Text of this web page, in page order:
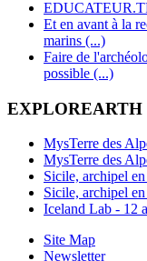
Et en avant à la
marins (...)
Faire de
possible (...)
EXPLOREARTH
MysTerre des
MysTerre des
Sicile, archipel
Sicile, archipel
Iceland Lab - 12
Site Map
Newsletter